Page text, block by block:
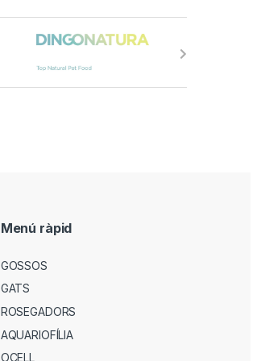
Menú ràpid
GOSSOS
GATS
ROSEGADORS
AQUARIOFÍLIA
OCELL